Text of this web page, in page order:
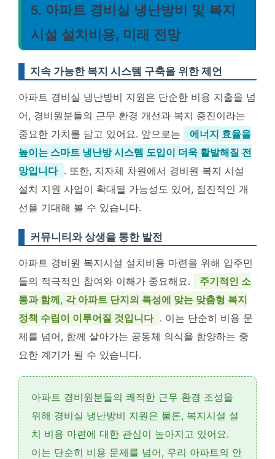
5. 아파트 경비실 냉난방비 및 복지
시설 설치비용, 미래 전망
지속 가능한 복지 시스템 구축을 위한 제언
아파트 경비실 냉난방비 지원은 단순한 비용 지출을 넘
어, 경비원분들의 근무 환경 개선과 복지 증진이라는
중요한 가치를 담고 있어요. 앞으로는
에너지 효율을
높이는 스마트 냉난방 시스템 도입이 더욱 활발해질 전
망입니다 . 또한, 지자체 차원에서 경비원 복지 시설
설치 지원 사업이 확대될 가능성도 있어, 점진적인 개
선을 기대해 볼 수 있습니다.
커뮤니티와 상생을 통한 발전
아파트 경비원 복지시설 설치비용 마련을 위해 입주민
들의 적극적인 참여와 이해가 중요해요.
주기적인 소
통과 함께, 각 아파트 단지의 특성에 맞는 맞춤형 복지
정책 수립이 이루어질 것입니다 . 이는 단순히 비용 문
제를 넘어, 함께 살아가는 공동체 의식을 함양하는 중
요한 계기가 될 수 있습니다.
아파트 경비원분들의 쾌적한 근무 환경 조성을
위해 경비실 냉난방비 지원은 물론, 복지시설 설
치 비용 마련에 대한 관심이 높아지고 있어요.
이는 단순히 비용 문제를 넘어, 우리 아파트의 안